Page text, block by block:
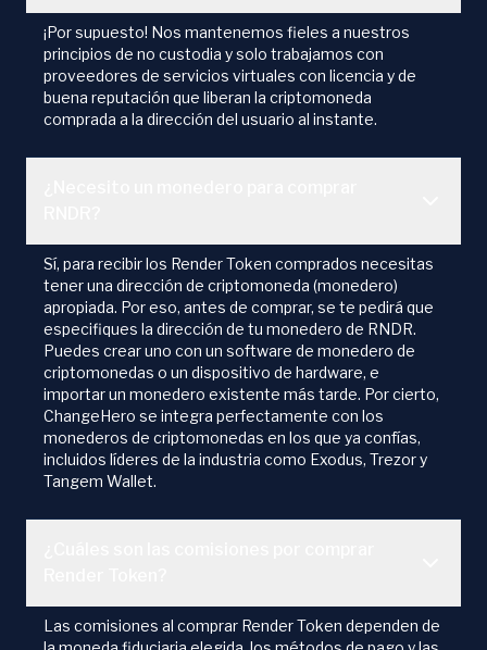
¡Por supuesto! Nos mantenemos fieles a nuestros
principios de no custodia y solo trabajamos con
proveedores de servicios virtuales con licencia y de
buena reputación que liberan la criptomoneda
comprada a la dirección del usuario al instante.
Sí, para recibir los Render Token comprados necesitas
tener una dirección de criptomoneda (monedero)
apropiada. Por eso, antes de comprar, se te pedirá que
especifiques la dirección de tu monedero de RNDR.
Puedes crear uno con un software de monedero de
criptomonedas o un dispositivo de hardware, e
importar un monedero existente más tarde. Por cierto,
ChangeHero se integra perfectamente con los
monederos de criptomonedas en los que ya confías,
incluidos líderes de la industria como Exodus, Trezor y
Tangem Wallet.
Las comisiones al comprar Render Token dependen de